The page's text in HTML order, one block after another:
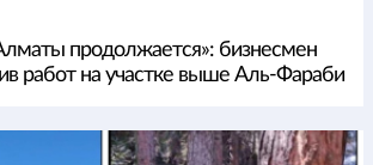
продолжается»: бизнесмен
работ на участке выше Аль-Фараби